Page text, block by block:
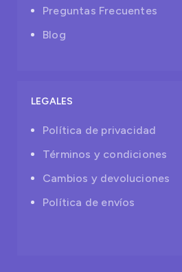
Preguntas Frecuentes
Blog
LEGALES
Política de privacidad
Términos y condiciones
Cambios y devoluciones
Política de envíos